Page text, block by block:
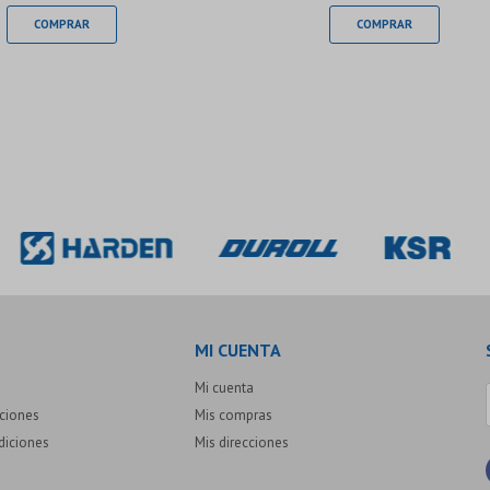
MI CUENTA
Mi cuenta
Mis compras
Mis direcciones